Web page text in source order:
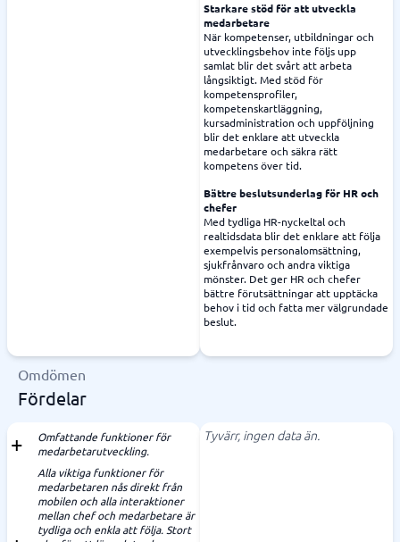
Starkare stöd för att utveckla
medarbetare
När kompetenser, utbildningar och
utvecklingsbehov inte följs upp
samlat blir det svårt att arbeta
långsiktigt. Med stöd för
kompetensprofiler,
kompetenskartläggning,
kursadministration och uppföljning
blir det enklare att utveckla
medarbetare och säkra rätt
kompetens över tid.
Bättre beslutsunderlag för HR och
chefer
Med tydliga HR-nyckeltal och
realtidsdata blir det enklare att följa
exempelvis personalomsättning,
sjukfrånvaro och andra viktiga
mönster. Det ger HR och chefer
bättre förutsättningar att upptäcka
behov i tid och fatta mer välgrundade
beslut.
Omdömen
Fördelar
Omfattande funktioner för
medarbetarutveckling.
Alla viktiga funktioner för
medarbetaren nås direkt från
mobilen och alla interaktioner
mellan chef och medarbetare är
tydliga och enkla att följa. Stort
Tyvärr, ingen data än.